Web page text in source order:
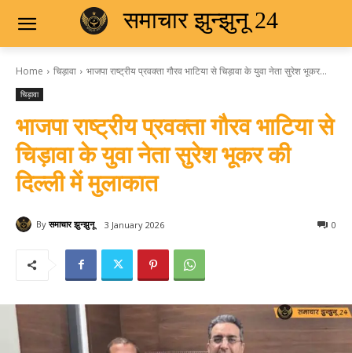
समाचार झुन्झुनू 24
Home चिड़ावा भाजपा राष्ट्रीय प्रवक्ता गौरव भाटिया से चिड़ावा के युवा नेता सुरेश भूकर...
चिड़ावा
भाजपा राष्ट्रीय प्रवक्ता गौरव भाटिया से
चिड़ावा के युवा नेता सुरेश भूकर की
दिल्ली में मुलाकात
By समाचार झुन्झुनू 3 January 2026 0